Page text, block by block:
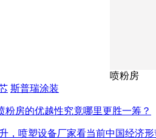
喷粉房
斯普瑞涂装
粉房的优越性究竟哪里更胜一筹？
，喷塑设备厂家看当前中国经济